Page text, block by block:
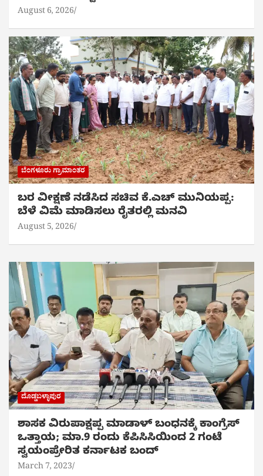
August 6, 2026
ಬೆಂಗಳೂರು ಗ್ರಾಮಾಂತರ
ಬರ ವೀಕ್ಷಣೆ ನಡೆಸಿದ ಸಚಿವ ಕೆ.ಎಚ್ ಮುನಿಯಪ್ಪ:
ಬೆಳೆ ವಿಮೆ ಮಾಡಿಸಲು ರೈತರಲ್ಲಿ ಮನವಿ
August 5, 2026
ದೊಡ್ಡಬಳ್ಳಾಪುರ
ಶಾಸಕ‌ ವಿರುಪಾಕ್ಷಪ್ಪ‌ ಮಾಡಾಳ್ ಬಂಧನಕ್ಕೆ ಕಾಂಗ್ರೆಸ್
ಒತ್ತಾಯ; ಮಾ.9 ರಂದು ಕೆಪಿಸಿಸಿಯಿಂದ 2 ಗಂಟೆ
ಸ್ವಯಂಪ್ರೇರಿತ ಕರ್ನಾಟಕ ಬಂದ್
March 7, 2023